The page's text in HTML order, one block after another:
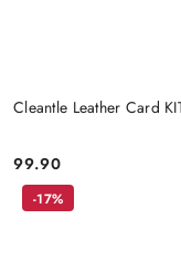
Cleantle Leather Card
Cena:
99.90
-17%